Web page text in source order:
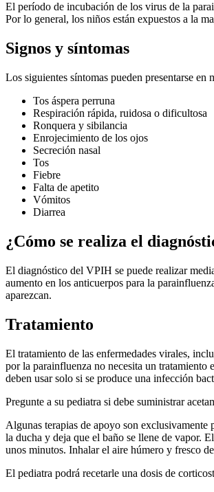
El período de incubación de los virus de la
Por lo general, los niños están expuestos a la
Signos y síntomas
Los siguientes síntomas pueden presentarse
Tos áspera perruna
Respiración rápida, ruidosa o dificultosa
Ronquera y sibilancia
Enrojecimiento de los ojos
Secreción nasal
Tos
Fiebre
Falta de apetito
Vómitos
Diarrea
¿Cómo se realiza el
El diagnóstico del VPIH se puede realizar
aumento en los anticuerpos para la
aparezcan.
Tratamiento
El tratamiento de las enfermedades virales,
por la parainfluenza no necesita un tratamiento
deben usar solo si se produce una infección
Pregunte a su pediatra si debe suministrar
Algunas terapias de apoyo son exclusivamente
la ducha y deja que el baño se llene de vapor.
unos minutos. Inhalar el aire húmero y fresco
El pediatra podrá recetarle una dosis de